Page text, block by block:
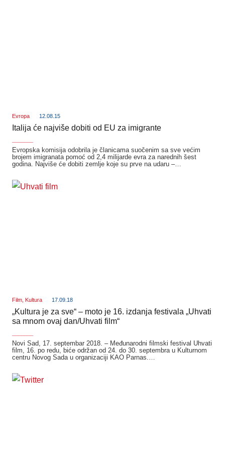
Evropa 12.08.15
Italija će najviše dobiti od EU za imigrante
Evropska komisija odobrila je članicama suočenim sa sve većim
brojem imigranata pomoć od 2,4 milijarde evra za narednih šest
godina. Najviše će dobiti zemlje koje su prve na udaru –…
Film Kultura 17.09.18
„Kultura je za sve“ – moto je 16. izdanja festivala „Uhvati
sa mnom ovaj dan/Uhvati film“
Novi Sad, 17. septembar 2018. – Međunarodni filmski festival Uhvati
film, 16. po redu, biće održan od 24. do 30. septembra u Kulturnom
centru Novog Sada u organizaciji KAO Parnas.…